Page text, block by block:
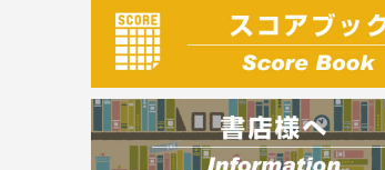
建築・土木
電気・危険物
調理師
スキル・キャリアアップ
危険物取扱者
消防設備士
登録販売者